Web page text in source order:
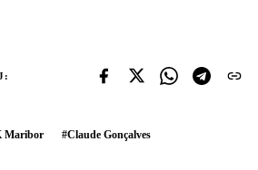
Maribor #Claude Gonçalves